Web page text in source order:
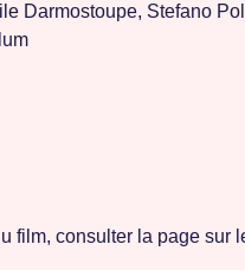
Darmostoupe, Stefano
film, consulter la page sur